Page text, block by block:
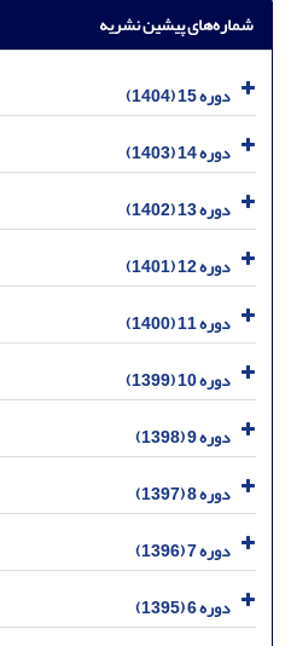
شماره‌های پیشین نشریه
دوره 15 (1404)
دوره 14 (1403)
دوره 13 (1402)
دوره 12 (1401)
دوره 11 (1400)
دوره 10 (1399)
دوره 9 (1398)
دوره 8 (1397)
دوره 7 (1396)
دوره 6 (1395)